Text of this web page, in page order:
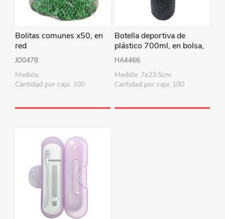
Bolitas comunes x50, en
red
JO0478
Medida:
Cantidad por caja: 100
Botella deportiva de
plástico 700ml, en bolsa,
varios colores
HA4466
Medida: 7x23.5cm
Cantidad por caja: 100